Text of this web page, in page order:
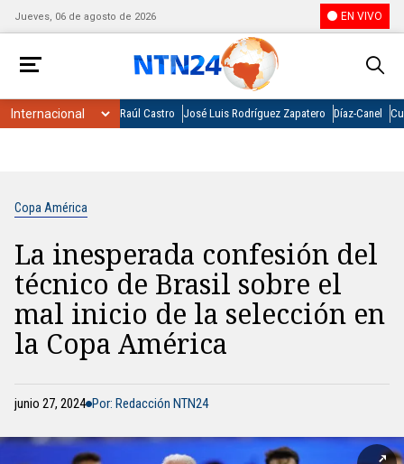
Jueves, 06 de agosto de 2026 EN VIVO
Raúl Castro José Luis Rodríguez Zapatero Díaz-Canel
Copa América
La inesperada confesión del
técnico de Brasil sobre el
mal inicio de la selección en
la Copa América
junio 27, 2024 Por: Redacción NTN24